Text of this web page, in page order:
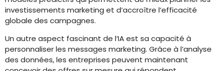
investissements marketing et d’accroître l’efficacité
globale des campagnes.
Un autre aspect fascinant de l’IA est sa capacité à
personnaliser les messages marketing. Grâce à l’analyse
des données, les entreprises peuvent maintenant